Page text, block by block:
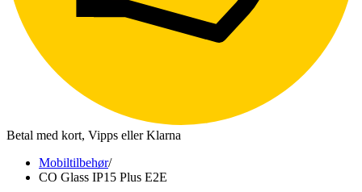
Betal med kort, Vipps eller Klarna
Mobiltilbehør/
CO Glass IP15 Plus E2E